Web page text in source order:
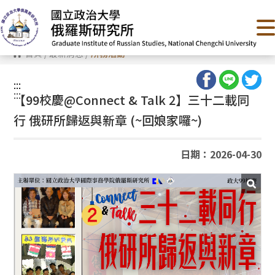
跳
到
主
要
內
容 首頁/最新消息/所務活動
:::
:::
【99校慶@Connect & Talk 2】 三十二載同
行 俄研所歸返與新章 (~回娘家囉~)
日期：2026-04-30